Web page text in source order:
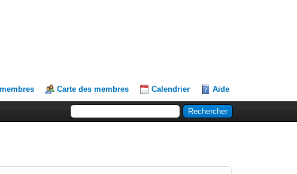
Carte des membres Calendrier Aide